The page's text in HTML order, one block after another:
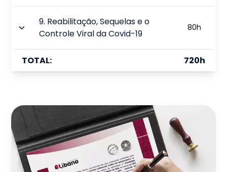
9. Reabilitação, Sequelas e o
Controle Viral da Covid-19
80h
TOTAL: 720h